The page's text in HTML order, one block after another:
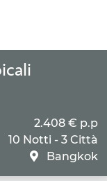
2.408 € p.p
10 Notti - 3 Città
Bangkok